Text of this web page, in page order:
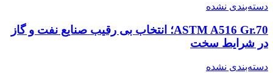
دسته‌بندی نشده
ASTM A516 Gr.70؛ انتخاب بی رقیب صنایع نفت و گاز
در شرایط سخت
دسته‌بندی نشده